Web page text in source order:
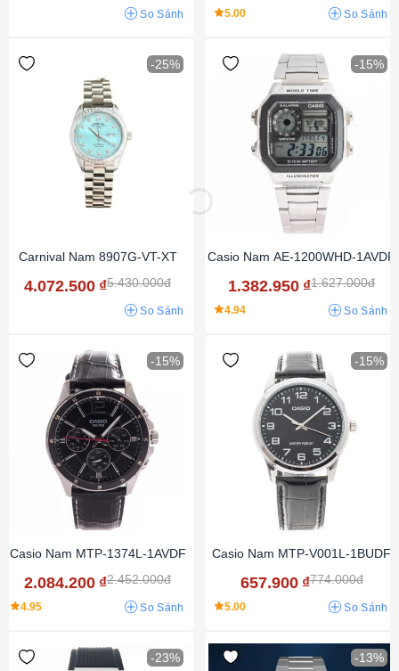
So Sánh 5.00 So Sánh
-25%
Carnival Nam 8907G-VT-XT
4.072.500 ₫5.430.000đ
So Sánh
-15%
Casio Nam AE-1200WHD-1AVDF
1.382.950 ₫1.627.000đ
4.94 So Sánh
-15%
Casio Nam MTP-1374L-1AVDF
2.084.200 ₫2.452.000đ
4.95 So Sánh
-15%
Casio Nam MTP-V001L-1BUDF
657.900 ₫774.000đ
5.00 So Sánh
-23% -13%